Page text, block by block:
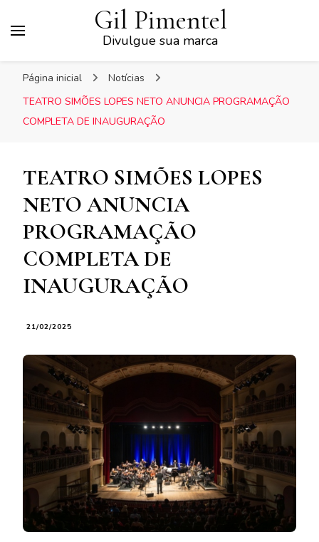
Gil Pimentel
Divulgue sua marca
Página inicial
Notícias
TEATRO SIMÕES LOPES NETO ANUNCIA PROGRAMAÇÃO
COMPLETA DE INAUGURAÇÃO
TEATRO SIMÕES LOPES
NETO ANUNCIA
PROGRAMAÇÃO
COMPLETA DE
INAUGURAÇÃO
21/02/2025